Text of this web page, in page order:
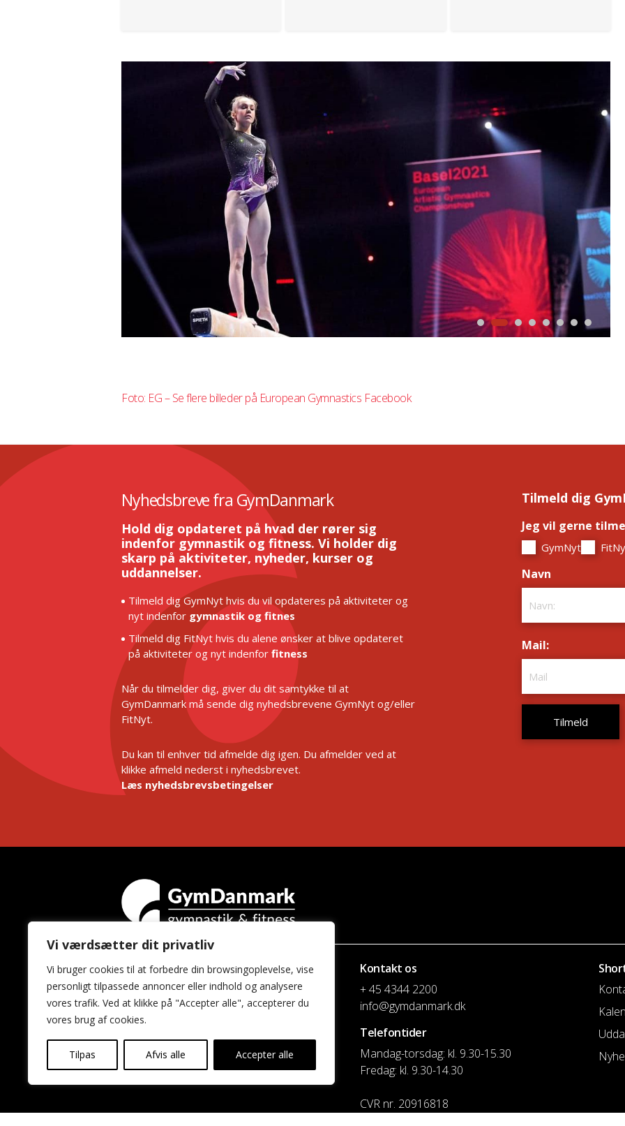
Vi værdsætter dit privatliv
Vi bruger cookies til at forbedre din browsingoplevelse, vise
personligt tilpassede annoncer eller indhold og analysere
vores trafik. Ved at klikke på "Accepter alle", accepterer du
vores brug af cookies.
Tilpas Afvis alle Accepter alle
Foto: EG – Se flere billeder på European Gymnastics Facebook
Nyhedsbreve fra GymDanmark
Hold dig opdateret på hvad der rører sig
indenfor gymnastik og fitness. Vi holder dig
skarp på aktiviteter, nyheder, kurser og
uddannelser.
Tilmeld dig GymNyt hvis du vil opdateres på aktiviteter og
nyt indenfor gymnastik og fitnes
Tilmeld dig FitNyt hvis du alene ønsker at blive opdateret
på aktiviteter og nyt indenfor fitness
Når du tilmelder dig, giver du dit samtykke til at
GymDanmark må sende dig nyhedsbrevene GymNyt og/eller
FitNyt.
Du kan til enhver tid afmelde dig igen. Du afmelder ved at
klikke afmeld nederst i nyhedsbrevet.
Læs nyhedsbrevsbetingelser
Tilmeld dig
Jeg vil gerne
GymNyt
Navn
Mail:
GymDanmark
Idrættens Hus
Brøndby Stadion 20
2605 Brøndby
Kontakt os
+ 45 4344 2200
info@gymdanmark.dk
Telefontider
Mandag-torsdag: kl. 9.30-15.30
Fredag: kl. 9.30-14.30
CVR nr. 20916818